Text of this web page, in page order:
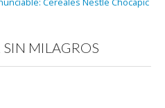
Cereales Nestlé Chocapic
MILAGROS